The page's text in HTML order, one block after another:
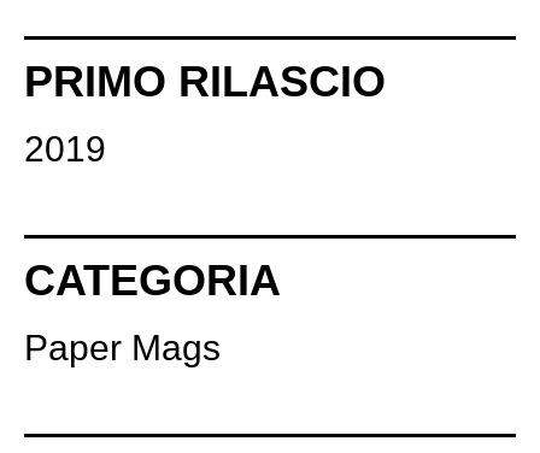
PRIMO RILASCIO
2019
CATEGORIA
Paper Mags